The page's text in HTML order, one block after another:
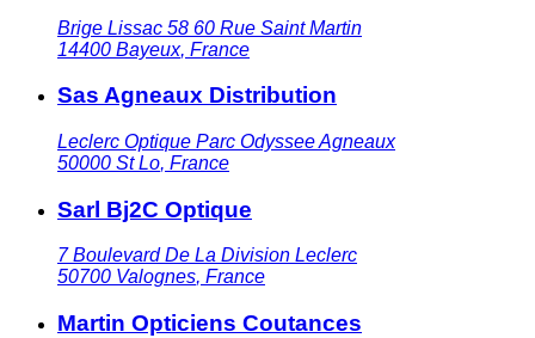
Brige Lissac 58 60 Rue Saint Martin
14400 Bayeux, France
Sas Agneaux Distribution
Leclerc Optique Parc Odyssee Agneaux
50000 St Lo, France
Sarl Bj2C Optique
7 Boulevard De La Division Leclerc
50700 Valognes, France
Martin Opticiens Coutances